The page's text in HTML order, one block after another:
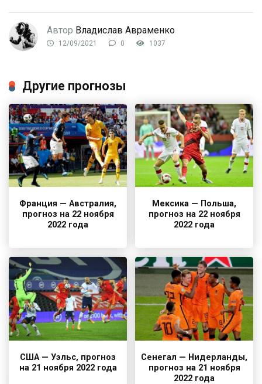
Автор Владислав Авраменко
12/09/2021 0 1037
Другие прогнозы
Франция — Австралия,
прогноз на 22 ноября
2022 года
Мексика — Польша,
прогноз на 22 ноября
2022 года
США — Уэльс, прогноз
на 21 ноября 2022 года
Сенегал — Нидерланды,
прогноз на 21 ноября
2022 года